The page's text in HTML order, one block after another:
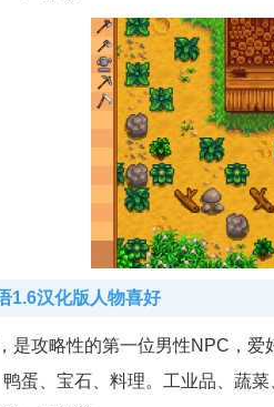
1.6汉化版人物喜好
是攻略性的第一位男性NPC，爱
蛋、宝石、料理。工业品、蔬